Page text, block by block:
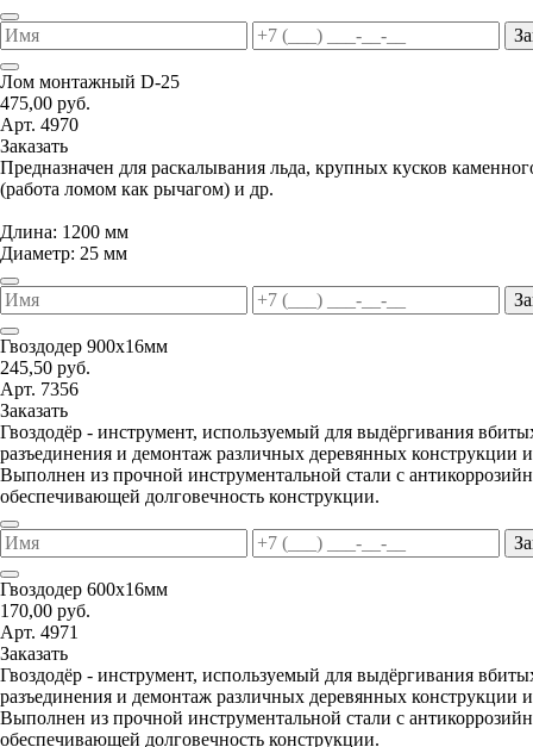
Лом монтажный D-25
475,00 руб.
Арт. 4970
Заказать
Предназначен для раскалывания льда, крупных кусков
(работа ломом как рычагом) и др.
Длина: 1200 мм
Диаметр: 25 мм
Гвоздодер 900х16мм
245,50 руб.
Арт. 7356
Заказать
Гвоздодёр - инструмент, используемый для выдёргивания
разъединения и демонтаж различных деревянных конструкции
Выполнен из прочной инструментальной стали с
обеспечивающей долговечность конструкции.
Гвоздодер 600х16мм
170,00 руб.
Арт. 4971
Заказать
Гвоздодёр - инструмент, используемый для выдёргивания
разъединения и демонтаж различных деревянных конструкции
Выполнен из прочной инструментальной стали с
обеспечивающей долговечность конструкции.